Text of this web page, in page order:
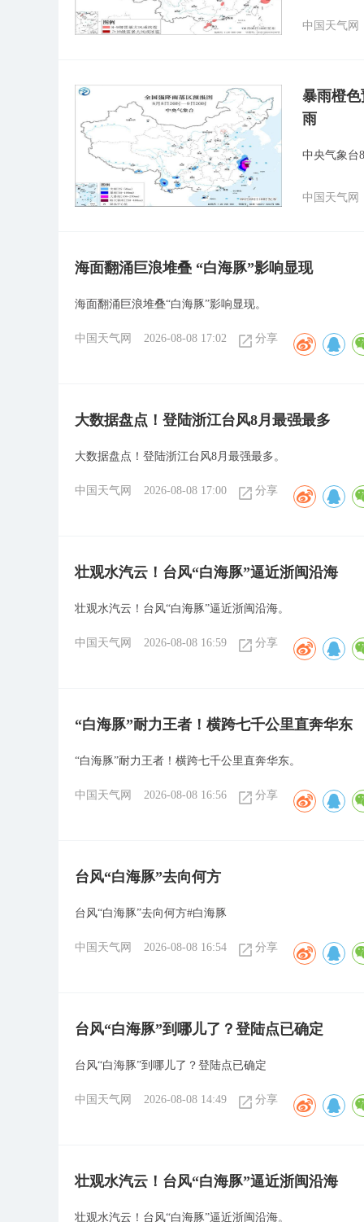
中国天气网
暴雨橙
雨
中央气象台
中国天气网
海面翻涌巨浪堆叠 “白海豚”影响显现
海面翻涌巨浪堆叠“白海豚”影响显现。
中国天气网 2026-08-08 17:02 分享
大数据盘点！登陆浙江台风8月最强最多
大数据盘点！登陆浙江台风8月最强最多。
中国天气网 2026-08-08 17:00 分享
壮观水汽云！台风“白海豚”逼近浙闽沿海
壮观水汽云！台风“白海豚”逼近浙闽沿海。
中国天气网 2026-08-08 16:59 分享
“白海豚”耐力王者！横跨七千公里直奔华东
“白海豚”耐力王者！横跨七千公里直奔华东。
中国天气网 2026-08-08 16:56 分享
台风“白海豚”去向何方
台风“白海豚”去向何方#白海豚
中国天气网 2026-08-08 16:54 分享
台风“白海豚”到哪儿了？登陆点已确定
台风“白海豚”到哪儿了？登陆点已确定
中国天气网 2026-08-08 14:49 分享
壮观水汽云！台风“白海豚”逼近浙闽沿海
壮观水汽云！台风“白海豚”逼近浙闽沿海。